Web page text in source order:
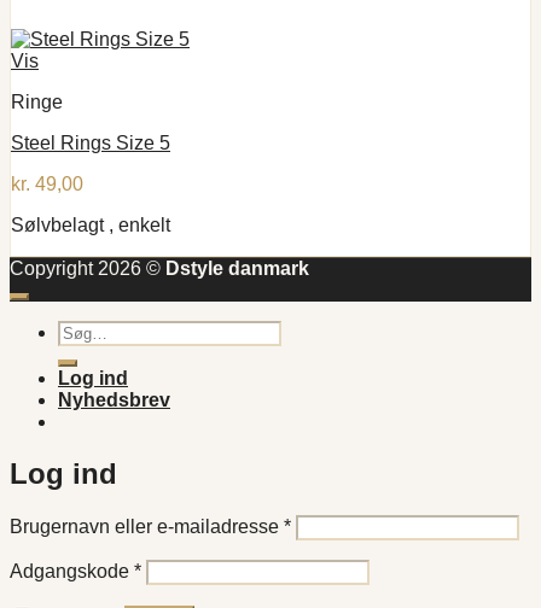
Vis
Ringe
Steel Rings Size 5
kr. 49,00
Sølvbelagt , enkelt
Copyright 2026 © Dstyle danmark
Søg
efter:
Log ind
Nyhedsbrev
Log ind
Brugernavn eller e-mailadresse *Påkrævet
Adgangskode *Påkrævet